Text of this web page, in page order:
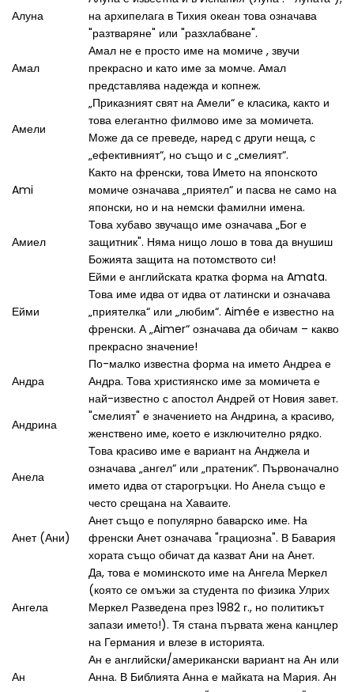
Алуна
на архипелага в Тихия океан това означава
"разтваряне" или "разхлабване".
Амал
Амал не е просто име на момиче , звучи
прекрасно и като име за момче. Амал
представлява надежда и копнеж.
Амели
„Приказният свят на Амели“ е класика, както и
това елегантно филмово име за момичета.
Може да се преведе, наред с други неща, с
„ефективният“, но също и с „смелият“.
Ami
Както на френски, това Името на японското
момиче означава „приятел“ и пасва не само на
японски, но и на немски фамилни имена.
Амиел
Това хубаво звучащо име означава „Бог е
защитник". Няма нищо лошо в това да внушиш
Божията защита на потомството си!
Ейми
Ейми е английската кратка форма на Amata.
Това име идва от идва от латински и означава
„приятелка“ или „любим“. Aimée е известно на
френски. А „Aimer“ означава да обичам – какво
прекрасно значение!
Андра
По-малко известна форма на името Андреа е
Андра. Това християнско име за момичета е
най-известно с апостол Андрей от Новия завет.
Андрина
"смелият" е значението на Андрина, а красиво,
женствено име, което е изключително рядко.
Анела
Това красиво име е вариант на Анджела и
означава „ангел“ или „пратеник“. Първоначално
името идва от старогръцки. Но Анела също е
често срещана на Хаваите.
Анет (Ани)
Анет също е популярно баварско име. На
френски Анет означава "грациозна". В Бавария
хората също обичат да казват Ани на Анет.
Ангела
Да, това е моминското име на Ангела Меркел
(която се омъжи за студента по физика Улрих
Меркел Разведена през 1982 г., но политикът
запази името!). Тя стана първата жена канцлер
на Германия и влезе в историята.
Ан
Ан е английски/американски вариант на Ан или
Анна. В Библията Анна е майката на Мария. Ан